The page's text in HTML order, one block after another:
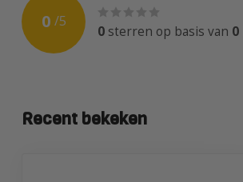
0 /5
0 sterren op basis van 0
Recent bekeken